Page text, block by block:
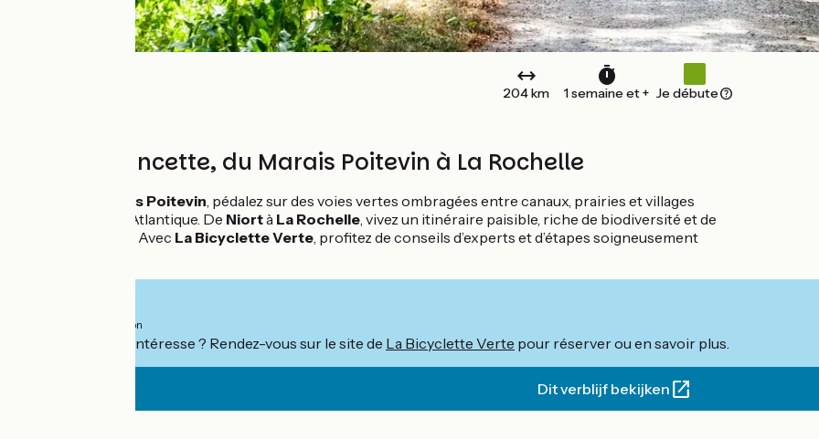
204 km 1 semaine et + Je débute
La Vélo Francette, du Marais Poitevin à La Rochelle
Marais Poitevin , pédalez sur des voies vertes ombragées entre canaux, prairies et villages
typiques, jusqu’à l’Atlantique. De Niortà La Rochelle , vivez un itinéraire paisible, riche de biodiversité et de
paysages uniques. Avec La Bicyclette Verte , profitez de conseils d’experts et d’étapes soigneusement
per persoon
Ce séjour vous intéresse ? Rendez-vous sur le site de La Bicyclette Verte pour réserver ou en savoir plus.
Dit verblijf bekijken